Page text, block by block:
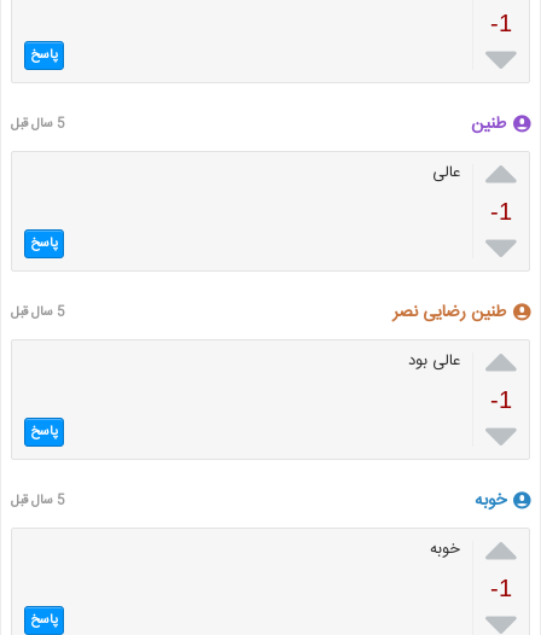
-1
 پاسخ
طنین 5 سال قبل

-1

عالی
پاسخ
طنین رضایی نصر 5 سال قبل

-1

عالی بود
پاسخ
خوبه 5 سال قبل

-1

خوبه
پاسخ